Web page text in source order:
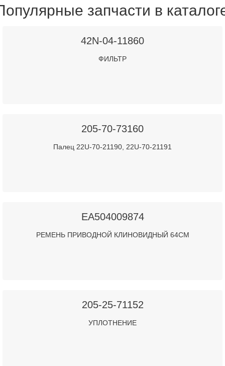
запчасти в
42N-04-11860
ФИЛЬТР
205-70-73160
Палец 22U-70-21190, 22U-70-21191
EA504009874
РЕМЕНЬ ПРИВОДНОЙ КЛИНОВИДНЫЙ 64СМ
205-25-71152
УПЛОТНЕНИЕ